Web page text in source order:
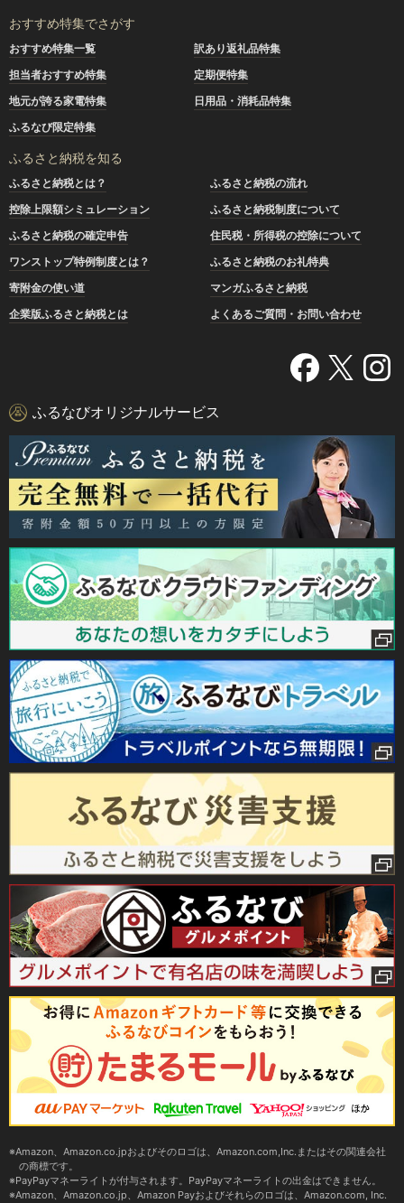
おすすめ特集でさがす
おすすめ特集一覧
訳あり返礼品特集
担当者おすすめ特集
定期便特集
地元が誇る家電特集
日用品・消耗品特集
ふるなび限定特集
ふるさと納税を知る
ふるさと納税とは？
ふるさと納税の流れ
控除上限額シミュレーション
ふるさと納税制度について
ふるさと納税の確定申告
住民税・所得税の控除について
ワンストップ特例制度とは？
ふるさと納税のお礼特典
寄附金の使い道
マンガふるさと納税
企業版ふるさと納税とは
よくあるご質問・お問い合わせ
ふるなびオリジナルサービス
Amazon、Amazon.co.jpおよびそのロゴは、Amazon.com,Inc.またはその関連会社
の商標です。
PayPayマネーライトが付与されます。PayPayマネーライトの出金はできません。
Amazon、Amazon.co.jp、Amazon Payおよびそれらのロゴは、Amazon.com, Inc.